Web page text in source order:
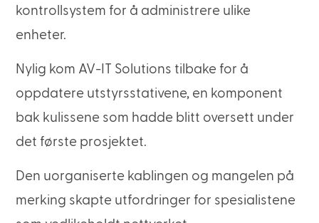
kontrollsystem for å administrere ulike
enheter.
Nylig kom AV-IT Solutions tilbake for å
oppdatere utstyrsstativene, en komponent
bak kulissene som hadde blitt oversett under
det første prosjektet.
Den uorganiserte kablingen og mangelen på
merking skapte utfordringer for spesialistene